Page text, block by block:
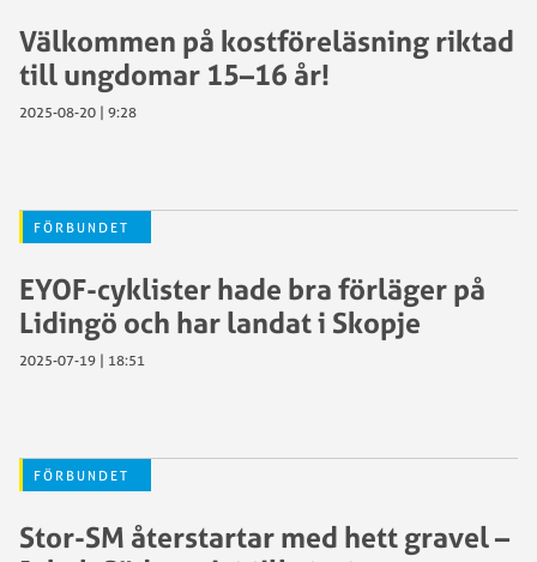
Välkommen på kostföreläsning riktad
till ungdomar 15–16 år!
2025-08-20 | 9:28
FÖRBUNDET
EYOF-cyklister hade bra förläger på
Lidingö och har landat i Skopje
2025-07-19 | 18:51
FÖRBUNDET
Stor-SM återstartar med hett gravel –